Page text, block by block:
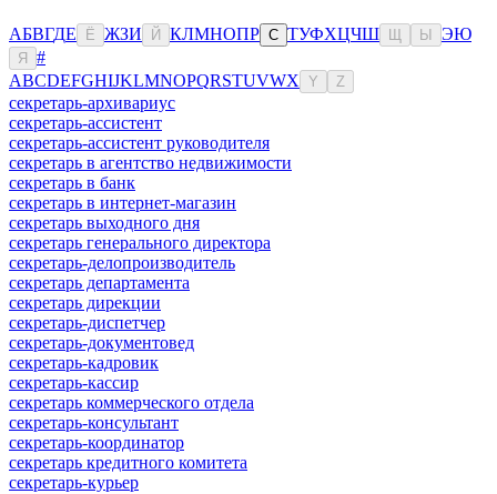
АБВГДЕ Ё ЖЗИ Й КЛМНОПР С ТУФХЦЧШ Ы ЭЮ
Я
#
ABCDEFGHIJKLMNOPQRSTUVWX Y Z
секретарь-архивариус
секретарь-ассистент
секретарь-ассистент руководителя
секретарь в агентство недвижимости
секретарь в банк
секретарь в интернет-магазин
секретарь выходного дня
секретарь генерального директора
секретарь-делопроизводитель
секретарь департамента
секретарь дирекции
секретарь-диспетчер
секретарь-документовед
секретарь-кадровик
секретарь-кассир
секретарь коммерческого отдела
секретарь-консультант
секретарь-координатор
секретарь кредитного комитета
секретарь-курьер